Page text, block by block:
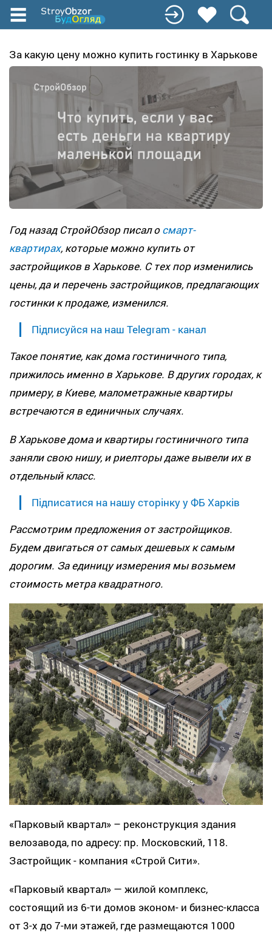
Перейти
до
вмісту
За какую цену можно купить гостинку в Харькове
Год назад СтройОбзор писал осмарт-
квартирах, которые можно купить от
застройщиков в Харькове. С тех пор изменились
цены, да и перечень застройщиков, предлагающих
гостинки к продаже, изменился.
Підписуйся на наш Telegram - канал
Такое понятие, как дома гостиничного типа,
прижилось именно в Харькове. В других городах, к
примеру, в Киеве, малометражные квартиры
встречаются в единичных случаях.
В Харькове дома и квартиры гостиничного типа
заняли свою нишу, и риелторы даже вывели их в
отдельный класс.
Підписатися на нашу сторінку у ФБ Харків
Рассмотрим предложения от застройщиков.
Будем двигаться от самых дешевых к самым
дорогим. За единицу измерения мы возьмем
стоимость метра квадратного.
«Парковый квартал» – реконструкция здания
велозавода, по адресу: пр. Московский, 118.
Застройщик - компания «Строй Сити».
«Парковый квартал» — жилой комплекс,
состоящий из 6-ти домов эконом- и бизнес-класса
от 3-х до 7-ми этажей, где размещаются 1000